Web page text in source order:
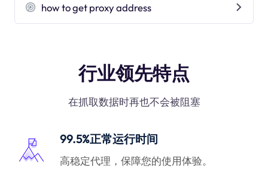
how to get proxy address
行业领先特点
在抓取数据时再也不会被阻塞
99.5%正常运行时间
高稳定代理，保障您的使用体验。